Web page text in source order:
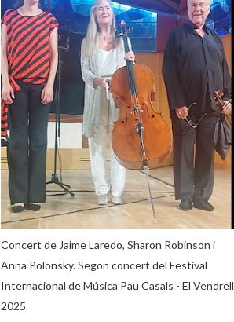
Concert de Jaime Laredo, Sharon Robinson i
Anna Polonsky. Segon concert del Festival
Internacional de Música Pau Casals - El Vendrell
2025